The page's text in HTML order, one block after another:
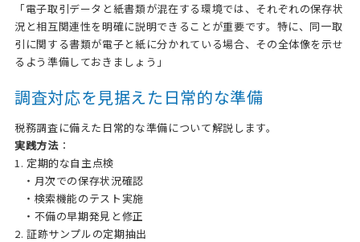
「電子取引データと紙書類が混在する環境では、それぞれの保存状
況と相互関連性を明確に説明できることが重要です。特に、同一取
引に関する書類が電子と紙に分かれている場合、その全体像を示せ
るよう準備しておきましょう」
調査対応を見据えた日常的な準備
税務調査に備えた日常的な準備について解説します。
実践方法：
1. 定期的な自主点検
・月次での保存状況確認
・検索機能のテスト実施
・不備の早期発見と修正
2. 証跡サンプルの定期抽出